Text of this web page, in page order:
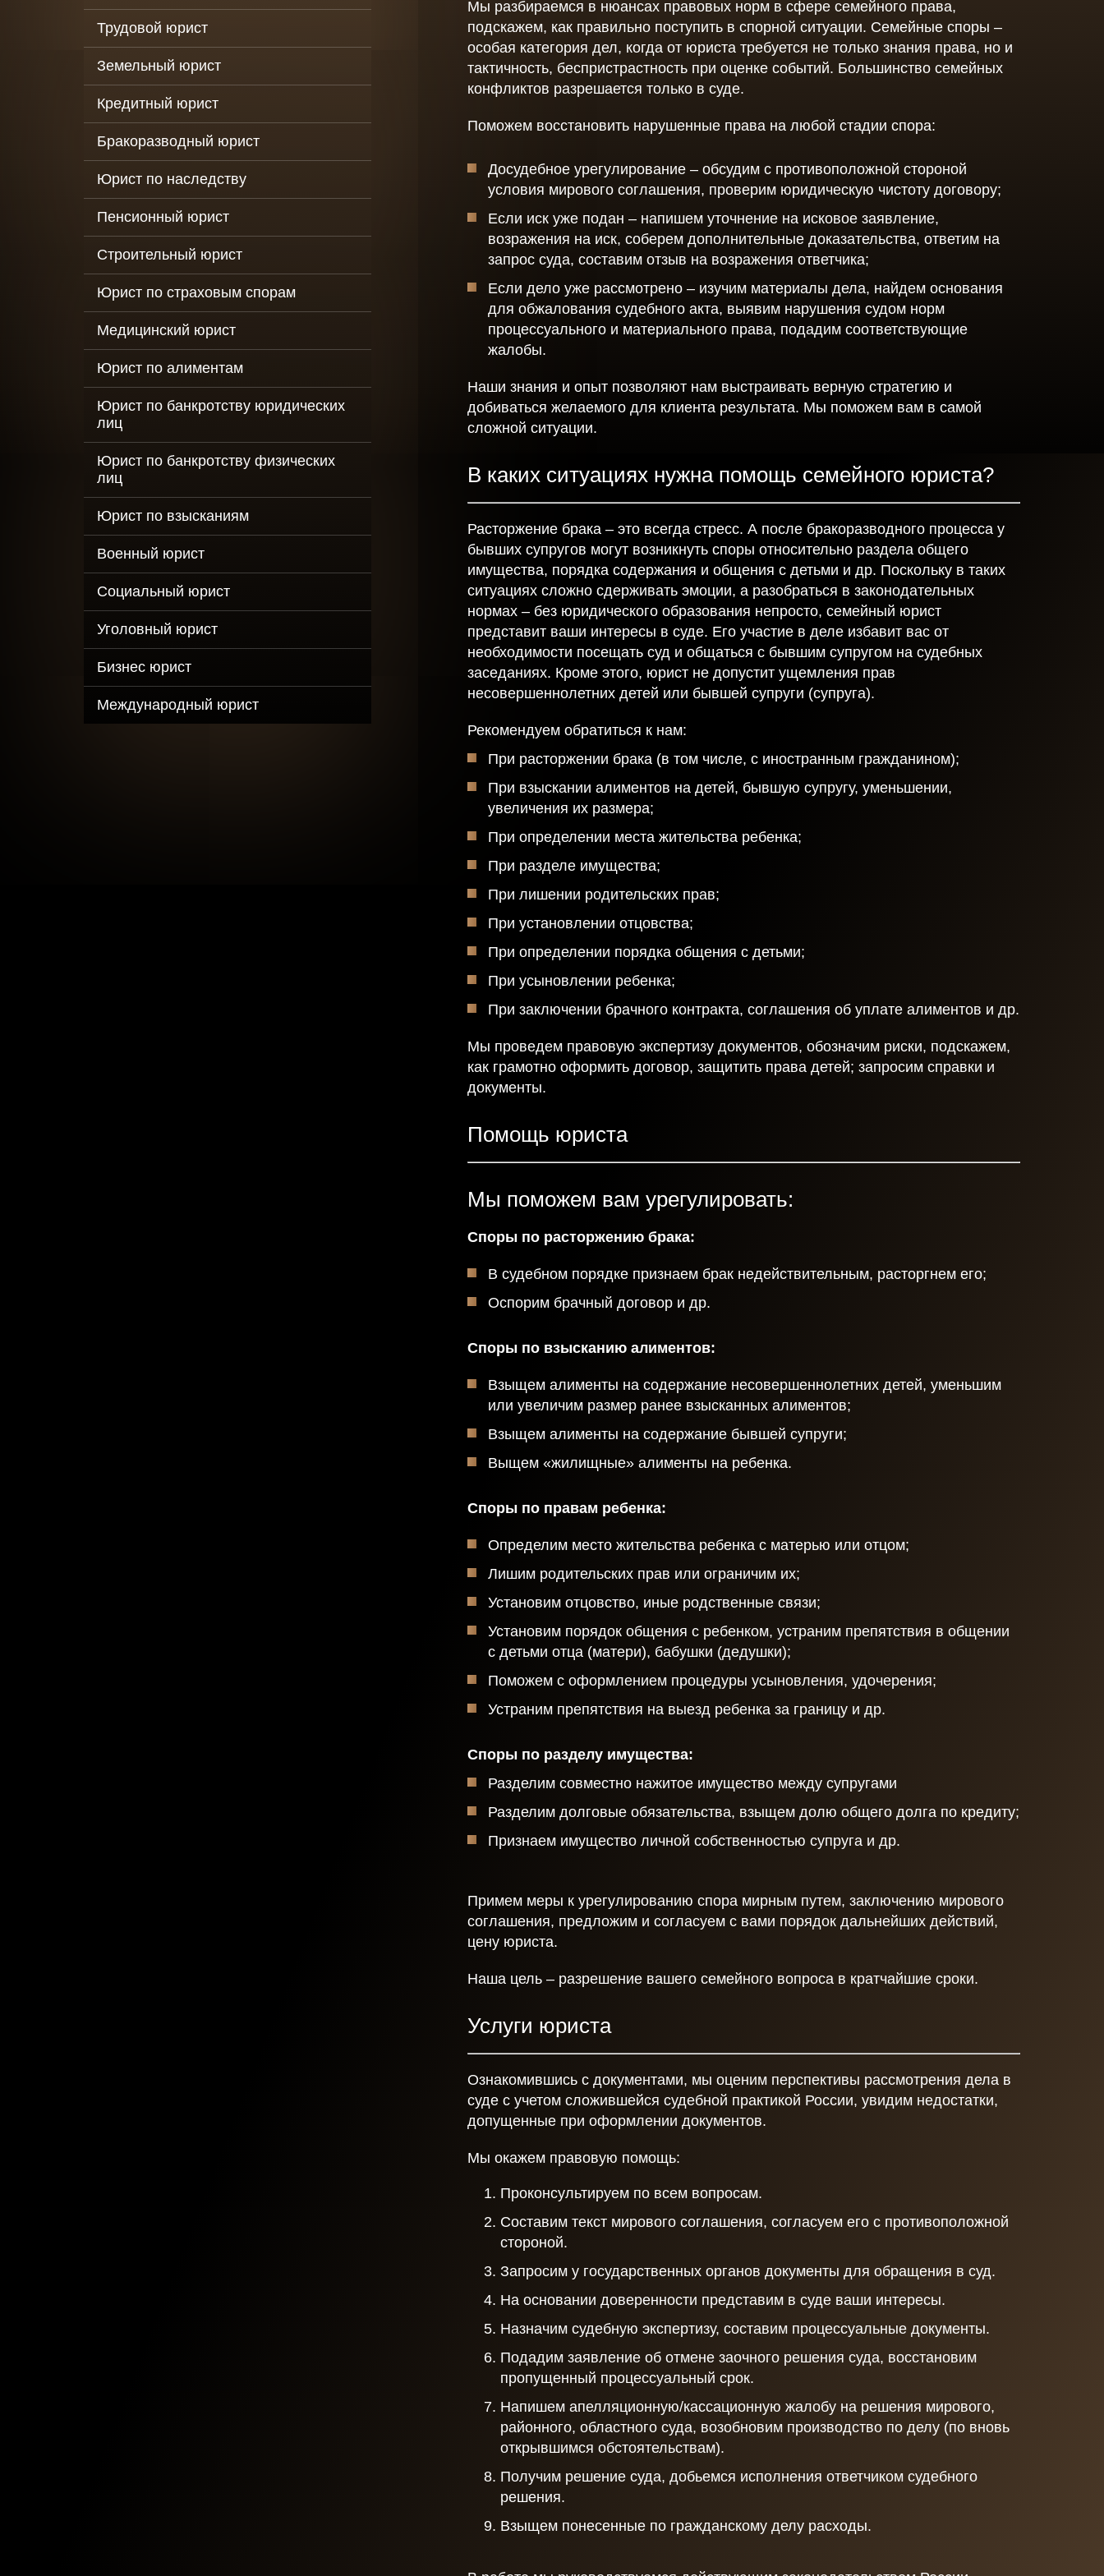
Налоговые споры
Консультация по
Обжалование
Услуги
коллекторов
налогов для малого
Рейдерский захват
Споры с судебными
приставами
Миграционное право
последствиям
Защита должников
Защита прав
работников
антиколлекторов -
коллекторов
физических лиц
Сопровождение
сделок с
Заявления
Акты
Уведомления
Доверенности
Трудовой юрист
Земельный юрист
Кредитный юрист
Бракоразводный юрист
Юрист по наследству
Пенсионный юрист
Строительный юрист
Юрист по страховым спорам
Медицинский юрист
Юрист по алиментам
Юрист по банкротству юридических
лиц
Юрист по банкротству физических
лиц
Юрист по взысканиям
Военный юрист
Социальный юрист
Уголовный юрист
Бизнес юрист
Международный юрист
Мы разбираемся в нюансах правовых норм в сфере семейного права,
подскажем, как правильно поступить в спорной ситуации. Семейные споры –
особая категория дел, когда от юриста требуется не только знания права, но и
тактичность, беспристрастность при оценке событий. Большинство семейных
конфликтов разрешается только в суде.
Поможем восстановить нарушенные права на любой стадии спора:
Досудебное урегулирование – обсудим с противоположной стороной
условия мирового соглашения, проверим юридическую чистоту договору;
Если иск уже подан – напишем уточнение на исковое заявление,
возражения на иск, соберем дополнительные доказательства, ответим на
запрос суда, составим отзыв на возражения ответчика;
Если дело уже рассмотрено – изучим материалы дела, найдем основания
для обжалования судебного акта, выявим нарушения судом норм
процессуального и материального права, подадим соответствующие
жалобы.
Наши знания и опыт позволяют нам выстраивать верную стратегию и
добиваться желаемого для клиента результата. Мы поможем вам в самой
сложной ситуации.
В каких ситуациях нужна помощь семейного юриста?
Расторжение брака – это всегда стресс. А после бракоразводного процесса у
бывших супругов могут возникнуть споры относительно раздела общего
имущества, порядка содержания и общения с детьми и др. Поскольку в таких
ситуациях сложно сдерживать эмоции, а разобраться в законодательных
нормах – без юридического образования непросто, семейный юрист
представит ваши интересы в суде. Его участие в деле избавит вас от
необходимости посещать суд и общаться с бывшим супругом на судебных
заседаниях. Кроме этого, юрист не допустит ущемления прав
несовершеннолетних детей или бывшей супруги (супруга).
Рекомендуем обратиться к нам:
При расторжении брака (в том числе, с иностранным гражданином);
При взыскании алиментов на детей, бывшую супругу, уменьшении,
увеличения их размера;
При определении места жительства ребенка;
При разделе имущества;
При лишении родительских прав;
При установлении отцовства;
При определении порядка общения с детьми;
При усыновлении ребенка;
При заключении брачного контракта, соглашения об уплате алиментов и др.
Мы проведем правовую экспертизу документов, обозначим риски, подскажем,
как грамотно оформить договор, защитить права детей; запросим справки и
документы.
Помощь юриста
Мы поможем вам урегулировать:
Споры по расторжению брака:
В судебном порядке признаем брак недействительным, расторгнем его;
Оспорим брачный договор и др.
Споры по взысканию алиментов:
Взыщем алименты на содержание несовершеннолетних детей, уменьшим
или увеличим размер ранее взысканных алиментов;
Взыщем алименты на содержание бывшей супруги;
Выщем «жилищные» алименты на ребенка.
Споры по правам ребенка:
Определим место жительства ребенка с матерью или отцом;
Лишим родительских прав или ограничим их;
Установим отцовство, иные родственные связи;
Установим порядок общения с ребенком, устраним препятствия в общении
с детьми отца (матери), бабушки (дедушки);
Поможем с оформлением процедуры усыновления, удочерения;
Устраним препятствия на выезд ребенка за границу и др.
Споры по разделу имущества:
Разделим совместно нажитое имущество между супругами
Разделим долговые обязательства, взыщем долю общего долга по кредиту;
Признаем имущество личной собственностью супруга и др.
Примем меры к урегулированию спора мирным путем, заключению мирового
соглашения, предложим и согласуем с вами порядок дальнейших действий,
цену юриста.
Наша цель – разрешение вашего семейного вопроса в кратчайшие сроки.
Услуги юриста
Ознакомившись с документами, мы оценим перспективы рассмотрения дела в
суде с учетом сложившейся судебной практикой России, увидим недостатки,
допущенные при оформлении документов.
Мы окажем правовую помощь:
Проконсультируем по всем вопросам.
Составим текст мирового соглашения, согласуем его с противоположной
стороной.
Запросим у государственных органов документы для обращения в суд.
На основании доверенности представим в суде ваши интересы.
Назначим судебную экспертизу, составим процессуальные документы.
Подадим заявление об отмене заочного решения суда, восстановим
пропущенный процессуальный срок.
Напишем апелляционную/кассационную жалобу на решения мирового,
районного, областного суда, возобновим производство по делу (по вновь
открывшимся обстоятельствам).
Получим решение суда, добьемся исполнения ответчиком судебного
решения.
Взыщем понесенные по гражданскому делу расходы.
Получить
консультацию
Отправить
Спасибо!
будет рассмотрена.